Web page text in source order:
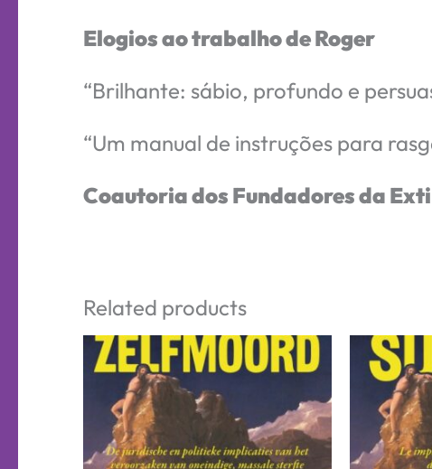
Elogios ao trabalho de Roger
“Brilhante: sábio, profundo e
“Um manual de instruções para
Coautoria dos Fundadores da
Related products